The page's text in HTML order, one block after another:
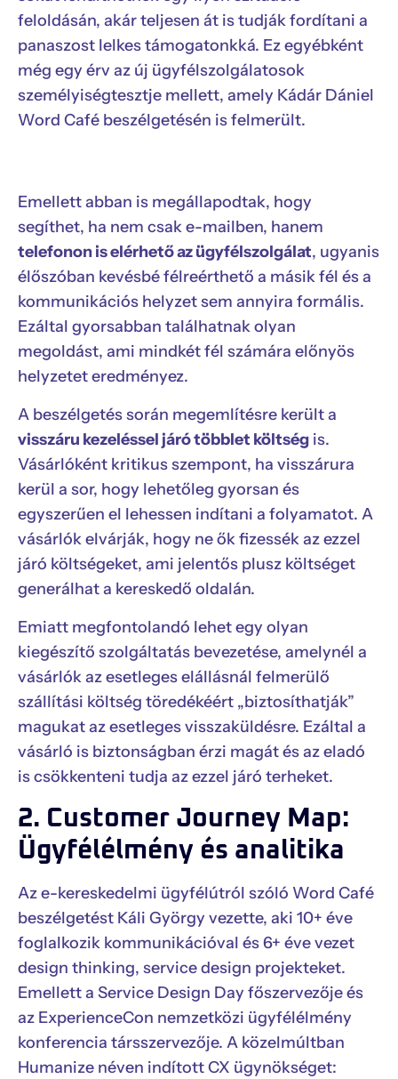
feloldásán, akár teljesen át is tudják fordítani a
panaszost lelkes támogatonkká. Ez egyébként
még egy érv az új ügyfélszolgálatosok
személyiségtesztje mellett, amely Kádár Dániel
Word Café beszélgetésén is felmerült.
Emellett abban is megállapodtak, hogy
segíthet, ha nem csak e-mailben, hanem
telefonon is elérhető az ügyfélszolgálat, ugyanis
élőszóban kevésbé félreérthető a másik fél és a
kommunikációs helyzet sem annyira formális.
Ezáltal gyorsabban találhatnak olyan
megoldást, ami mindkét fél számára előnyös
helyzetet eredményez.
A beszélgetés során megemlítésre került a
visszáru kezeléssel járó többlet költség is.
Vásárlóként kritikus szempont, ha visszárura
kerül a sor, hogy lehetőleg gyorsan és
egyszerűen el lehessen indítani a folyamatot. A
vásárlók elvárják, hogy ne ők fizessék az ezzel
járó költségeket, ami jelentős plusz költséget
generálhat a kereskedő oldalán.
Emiatt megfontolandó lehet egy olyan
kiegészítő szolgáltatás bevezetése, amelynél a
vásárlók az esetleges elállásnál felmerülő
szállítási költség töredékéért „biztosíthatják”
magukat az esetleges visszaküldésre. Ezáltal a
vásárló is biztonságban érzi magát és az eladó
is csökkenteni tudja az ezzel járó terheket.
2. Customer Journey Map:
Ügyfélélmény és analitika
Az e-kereskedelmi ügyfélútról szóló Word Café
beszélgetést Káli György vezette, aki 10+ éve
foglalkozik kommunikációval és 6+ éve vezet
design thinking, service design projekteket.
Emellett a Service Design Day főszervezője és
az ExperienceCon nemzetközi ügyfélélmény
konferencia társszervezője. A közelmúltban
Humanize néven indított CX ügynökséget: